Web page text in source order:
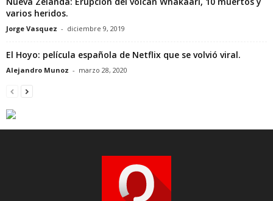
varios heridos.
Jorge Vasquez - diciembre 9, 2019
El Hoyo: película española de Netflix que se volvió viral.
Alejandro Munoz - marzo 28, 2020